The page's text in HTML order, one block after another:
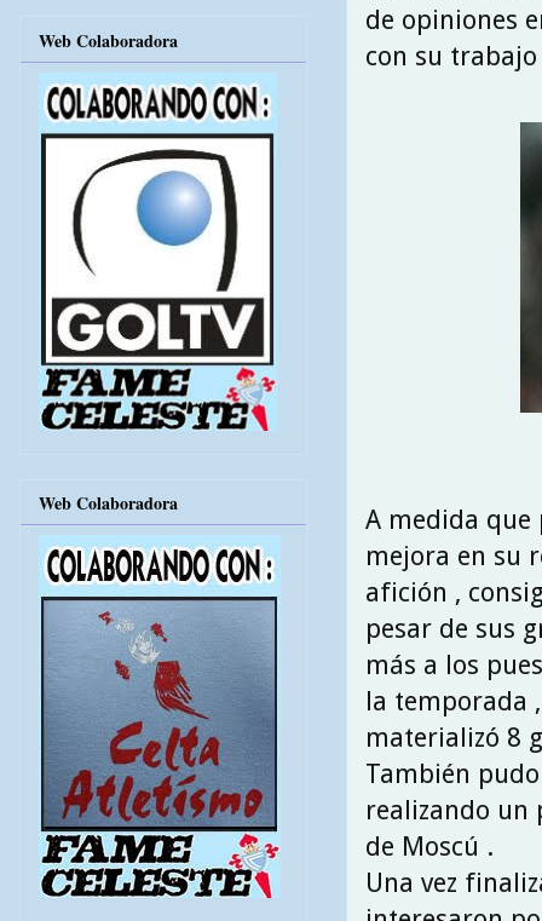
de opiniones
con su
A medida que
mejora en su
afición ,
pesar de sus
más a los
la temporada
materializó 8
También
realizando un
de Moscú .
Una vez
Web Colaboradora
Web Colaboradora